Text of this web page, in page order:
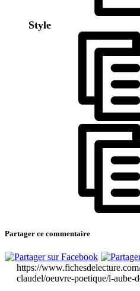
Style
Partager ce commentaire
https://
claudel/oeuvre-poetique/l-aube-